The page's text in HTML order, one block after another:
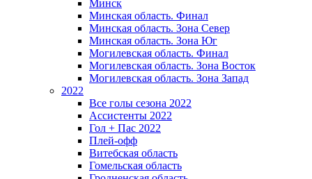
Минск
Минская область. Финал
Минская область. Зона Север
Минская область. Зона Юг
Могилевская область. Финал
Могилевская область. Зона Восток
Могилевская область. Зона Запад
2022
Все голы сезона 2022
Ассистенты 2022
Гол + Пас 2022
Плей-офф
Витебская область
Гомельская область